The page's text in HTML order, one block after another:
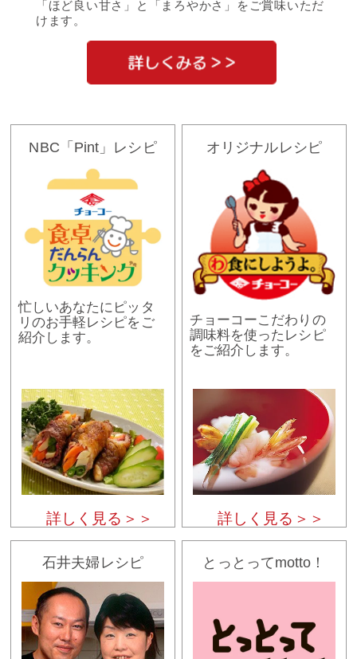
「ほど良い甘さ」と「まろやかさ」をご賞味いただ
けます。
NBC「Pint」レシピ
忙しいあなたにピッタ
リのお手軽レシピをご
紹介します。
詳しく見る＞＞
オリジナルレシピ
チョーコーこだわりの
調味料を使ったレシピ
をご紹介します。
詳しく見る＞＞
石井夫婦レシピ とっとってmotto！